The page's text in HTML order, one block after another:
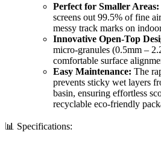
Perfect for Smaller Areas:
screens out 99.5% of fine
messy track marks on
Innovative Open-Top
micro-granules (0.5mm –
comfortable surface
Easy Maintenance: The
prevents sticky wet layers
basin, ensuring effortless
recyclable eco-friendly
📊 Specifications: